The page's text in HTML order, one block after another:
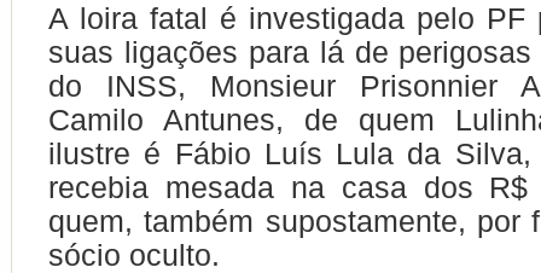
A loira fatal é investigada pelo PF
suas ligações para lá de
do INSS, Monsieur Prisonnier
Camilo Antunes, de quem
ilustre é Fábio Luís Lula da Silva,
recebia mesada na casa dos
quem, também supostamente, por
sócio oculto.